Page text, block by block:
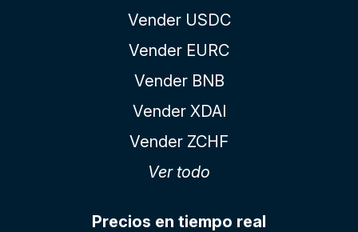
Vender USDC
Vender EURC
Vender BNB
Vender XDAI
Vender ZCHF
Ver todo
Precios en tiempo real